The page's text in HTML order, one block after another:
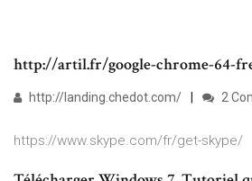
http://artil.fr/google-chrome-64-
http://landing.chedot.com/ 2
https://www.skype.com/fr/get-skype/